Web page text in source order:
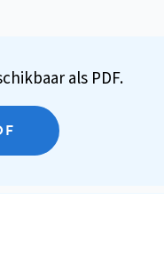
als PDF.